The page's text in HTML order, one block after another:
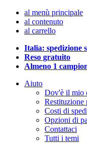
al menù principale
al contenuto
al carrello
Italia: spedizione
Reso gratuito
Almeno 1
Aiuto
Dov'è il mio
Restituzione
Costi di
Opzioni di
Contattaci
Tutti i temi